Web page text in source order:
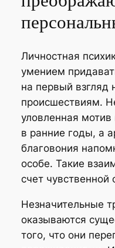
Личностная
умением
на первый взгляд
происшествиям.
уловленная
в ранние годы, а
благовония
особе. Такие
счет чувственной
Незначительные
оказываются
того, что они